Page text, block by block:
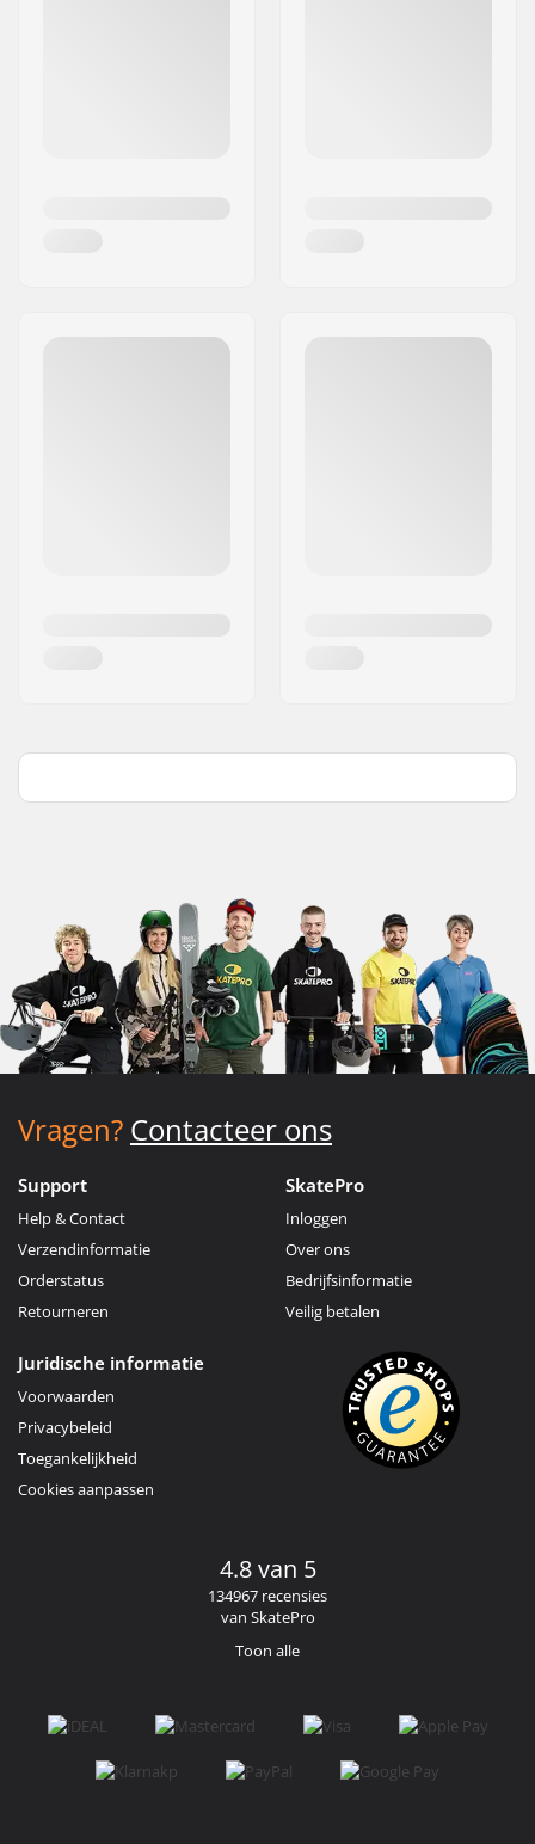
Vragen? Contacteer ons
Support
Help & Contact
Verzendinformatie
Orderstatus
Retourneren
SkatePro
Inloggen
Over ons
Bedrijfsinformatie
Veilig betalen
Juridische informatie
Voorwaarden
Privacybeleid
Toegankelijkheid
Cookies aanpassen
4.8 van 5
134967 recensies
van SkatePro
Toon alle